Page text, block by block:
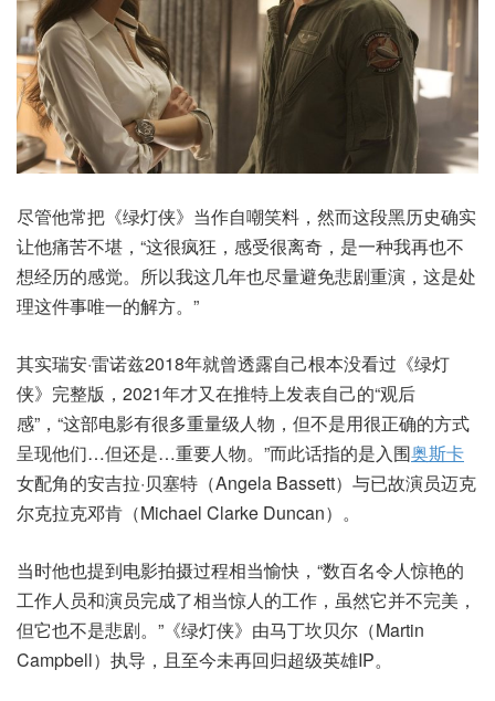
尽管他常把《绿灯侠》当作自嘲笑料，然而这段黑历史确实
让他痛苦不堪，“这很疯狂，感受很离奇，是一种我再也不
想经历的感觉。所以我这几年也尽量避免悲剧重演，这是处
理这件事唯一的解方。”
其实瑞安·雷诺兹2018年就曾透露自己根本没看过《绿灯
侠》完整版，2021年才又在推特上发表自己的“观后
感”，“这部电影有很多重量级人物，但不是用很正确的方式
呈现他们…但还是…重要人物。”而此话指的是入围奥斯卡
女配角的安吉拉·贝塞特（Angela Bassett）与已故演员迈克
尔克拉克邓肯（Michael Clarke Duncan）。
当时他也提到电影拍摄过程相当愉快，“数百名令人惊艳的
工作人员和演员完成了相当惊人的工作，虽然它并不完美，
但它也不是悲剧。”《绿灯侠》由马丁坎贝尔（Martin
Campbell）执导，且至今未再回归超级英雄IP。